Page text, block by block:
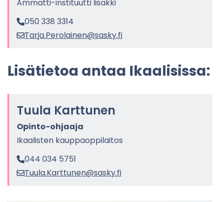
Ammatti-​instituutti Ii­sak­ki
050 338 3314
Tarja.Pe­ro­lai­nen@sasky.fi
Li­sä­tie­toa antaa Ikaa­li­sis­sa:
Tuula Kart­tu­nen
Opinto-​ohjaaja
Ikaa­lis­ten kaup­paop­pi­lai­tos
044 034 5751
Tuula.Kart­tu­nen@sasky.fi